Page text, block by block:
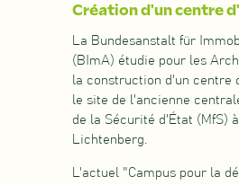
Création d'un centre
La Bundesanstalt für
(BImA) étudie pour les
la construction d'un centre
le site de l'ancienne
de la Sécurité d'État (MfS)
Lichtenberg.
L'actuel "Campus pour la